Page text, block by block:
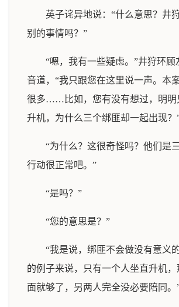
英子诧异地说：“什么意思？井
别的事情吗？”
“嗯，我有一些疑虑。”井狩环顾
音道，“我只跟您在这里说一声。本
很多……比如，您有没有想过，明明
升机，为什么三个绑匪却一起出现？
“为什么？这很奇怪吗？他们是
行动很正常吧。”
“是吗？”
“您的意思是？”
“我是说，绑匪不会做没有意义
的例子来说，只有一个人坐直升机
面就够了，另两人完全没必要陪同。